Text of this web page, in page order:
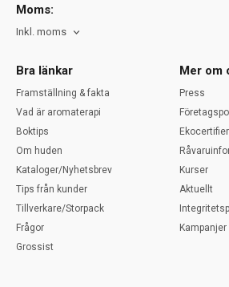
Moms:
Inkl. moms
Bra länkar
Framställning & fakta
Vad är aromaterapi
Boktips
Om huden
Kataloger/Nyhetsbrev
Tips från kunder
Tillverkare/Storpack
Frågor
Grossist
Mer om
Press
Kurser
Aktuellt
Kampanjer